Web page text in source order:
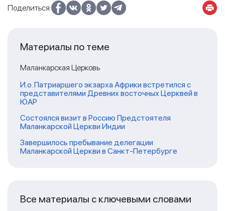
Поделиться:
Материалы по теме
Маланкарская Церковь
И.о. Патриаршего экзарха Африки встретился с
представителями Древних восточных Церквей в
ЮАР
Состоялся визит в Россию Предстоятеля
Маланкарской Церкви Индии
Завершилось пребывание делегации
Маланкарской Церкви в Санкт-Петербурге
Все материалы с ключевыми словами